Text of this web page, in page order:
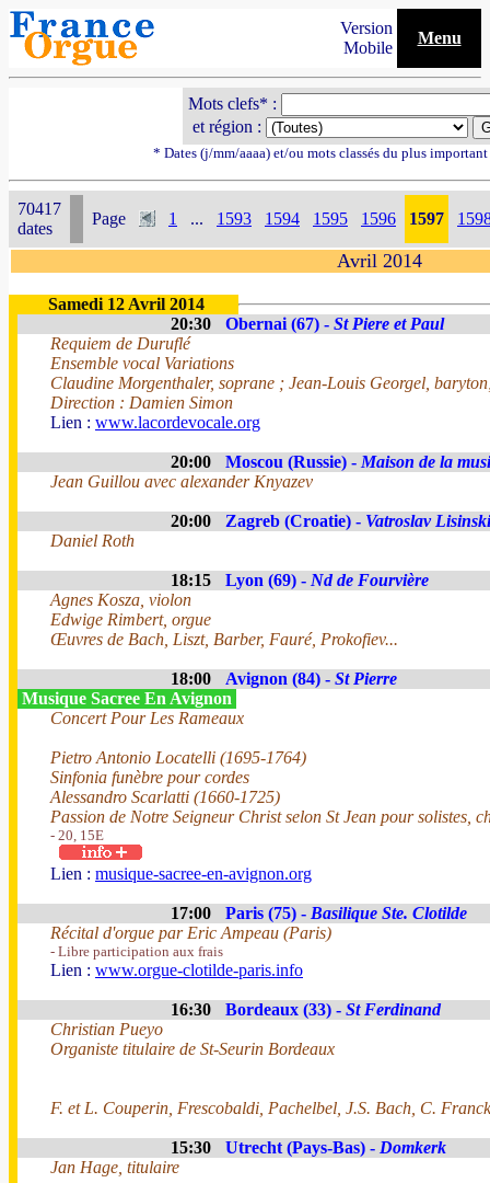
Version
Mobile
Menu
Mots clefs* :
et région :
* Dates (j/mm/aaaa) et/ou mots classés du plus
70417
dates
Page 1 ... 1593 1594 1595 1596 1597
Avril 2014
Samedi 12 Avril 2014
20:30
Obernai (67) - St Piere et Paul
Requiem de Duruflé
Ensemble vocal Variations
Claudine Morgenthaler, soprane ; Jean-Louis Georgel,
Direction : Damien Simon
Lien : www.lacordevocale.org
20:00 Moscou (Russie) - Maison de la
Jean Guillou avec alexander Knyazev
20:00 Zagreb (Croatie) - Vatroslav
Daniel Roth
18:15 Lyon (69) - Nd de Fourvière
Agnes Kosza, violon
Edwige Rimbert, orgue
Œuvres de Bach, Liszt, Barber, Fauré, Prokofiev...
18:00 Avignon (84) - St Pierre
Musique Sacree En Avignon
Concert Pour Les Rameaux
Pietro Antonio Locatelli (1695-1764)
Sinfonia funèbre pour cordes
Alessandro Scarlatti (1660-1725)
Passion de Notre Seigneur Christ selon St Jean pour solistes,
- 20, 15E
Lien : musique-sacree-en-avignon.org
17:00 Paris (75) - Basilique Ste. Clotilde
Récital d'orgue par Eric Ampeau (Paris)
- Libre participation aux frais
Lien : www.orgue-clotilde-paris.info
16:30 Bordeaux (33) - St Ferdinand
Christian Pueyo
Organiste titulaire de St-Seurin Bordeaux
F. et L. Couperin, Frescobaldi, Pachelbel, J.S. Bach, C.
15:30 Utrecht (Pays-Bas) - Domkerk
Jan Hage, titulaire